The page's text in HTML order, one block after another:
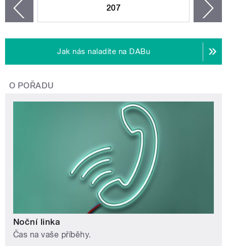
207
Jak nás naladíte na DABu
O POŘADU
Noční linka
Čas na vaše příběhy.